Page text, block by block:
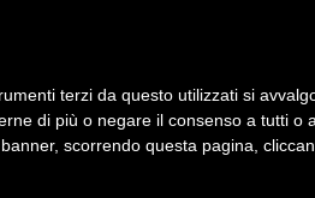
Dati Cliente Servizi Company
Fotografia Telefonia Audio Video
terzi da questo utilizzati si
di più o negare il consenso a tutti o
scorrendo questa pagina,